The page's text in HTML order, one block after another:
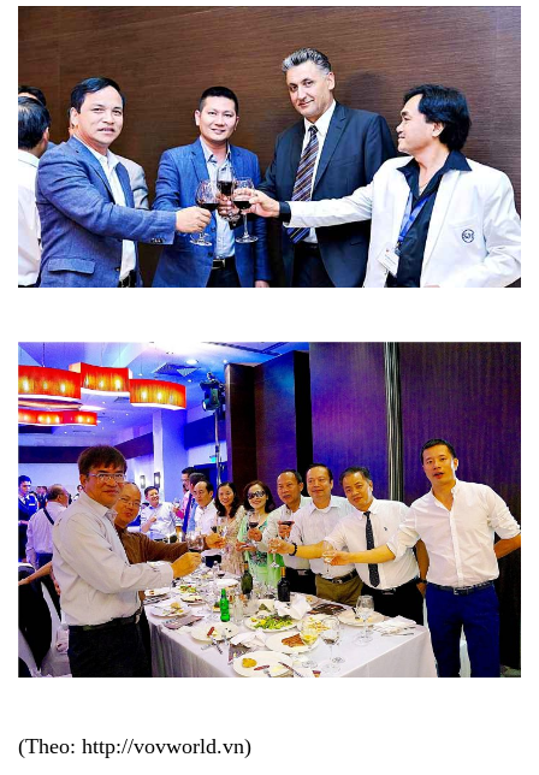
(Theo: http://vovworld.vn)